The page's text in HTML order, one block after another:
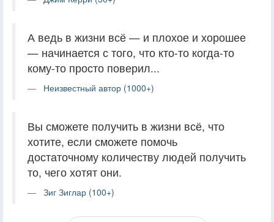
А ведь в жизни всё — и плохое и хорошее
— начинается с того, что кто-то когда-то
кому-то просто поверил...
Неизвестный автор (1000+)
Вы сможете получить в жизни всё, что
хотите, если сможете помочь
достаточному количеству людей получить
то, чего хотят они.
Зиг Зиглар (100+)